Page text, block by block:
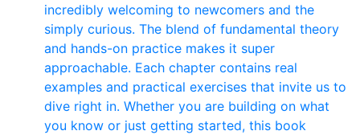
incredibly welcoming to newcomers and the
simply curious. The blend of fundamental theory
and hands-on practice makes it super
approachable. Each chapter contains real
examples and practical exercises that invite us to
dive right in. Whether you are building on what
you know or just getting started, this book